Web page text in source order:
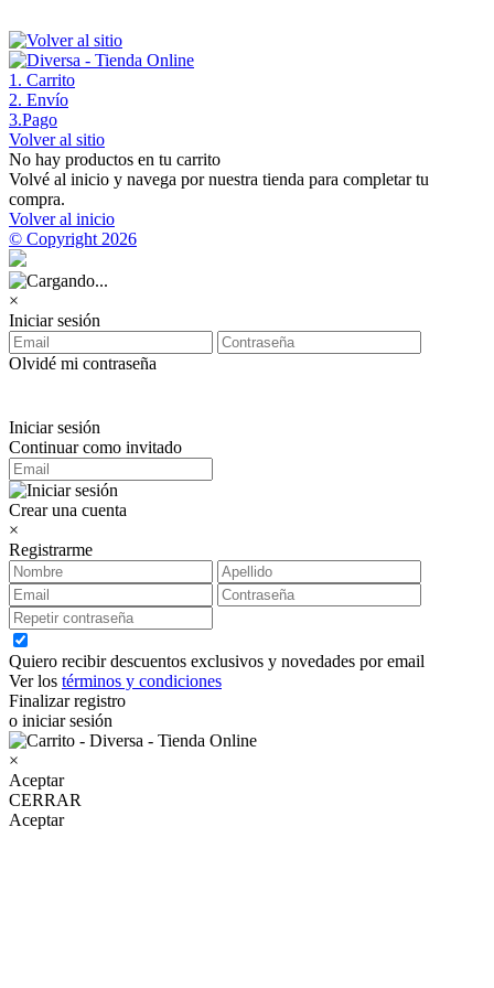
1 . Carrito
2. Envío
3.Pago
Volver al sitio
No hay productos en tu carrito
Volvé al inicio y navega por nuestra tienda para completar tu
compra.
Volver al inicio
© Copyright 2026
×
Iniciar sesión
Olvidé mi contraseña
Iniciar sesión
Continuar como invitado
Crear una cuenta
×
Registrarme
Quiero recibir descuentos exclusivos y novedades por email
Ver los términos y condiciones
Finalizar registro
o iniciar sesión
×
Aceptar
CERRAR
Aceptar